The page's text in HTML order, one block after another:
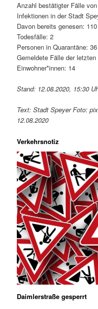
Anzahl bestätigter Fälle
Infektionen in der Stadt
Davon bereits genesen: 110
Todesfälle: 2
Personen in Quarantäne: 36
Gemeldete Fälle der
Einwohner*innen: 14
Stand: 12.08.2020, 15:30
Text: Stadt Speyer Foto:
12.08.2020
Verkehrsnotiz
Daimlerstraße gesperrt